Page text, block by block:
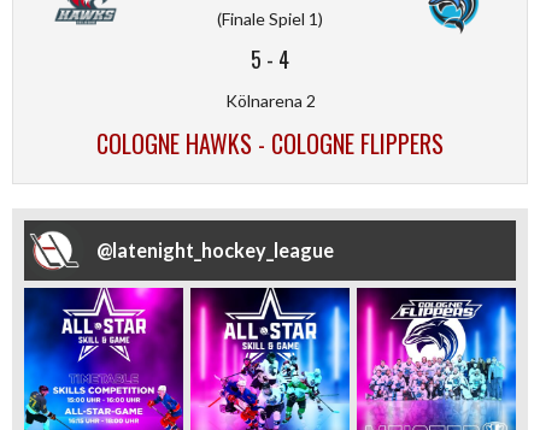
(Finale Spiel 1)
5 - 4
Kölnarena 2
COLOGNE HAWKS - COLOGNE FLIPPERS
@latenight_hockey_league